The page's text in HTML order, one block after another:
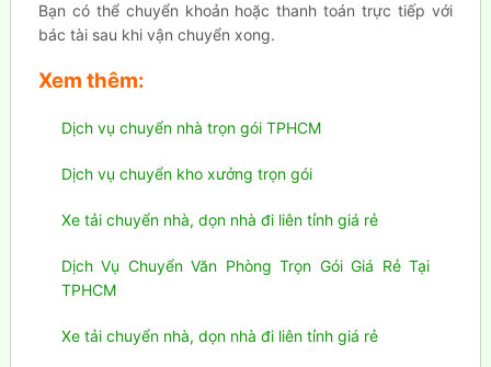
Bạn có thể chuyển khoản hoặc thanh toán trực tiếp với
bác tài sau khi vận chuyển xong.
Xem thêm:
Dịch vụ chuyển nhà trọn gói TPHCM
Dịch vụ chuyển kho xưởng trọn gói
Xe tải chuyển nhà, dọn nhà đi liên tỉnh giá rẻ
Dịch Vụ Chuyển Văn Phòng Trọn Gói Giá Rẻ Tại
TPHCM
Xe tải chuyển nhà, dọn nhà đi liên tỉnh giá rẻ